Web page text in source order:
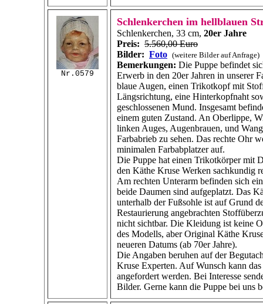
Nr.0579
Schlenkerchen im hellblauen
Schlenkerchen, 33 cm, 20er Jahre
Preis: 5.560,00 Euro
Bilder: Foto (weitere Bilder auf Anfrage)
Bemerkungen: Die Puppe befindet
Erwerb in den 20er Jahren in unserer
blaue Augen, einen Trikotkopf mit
Längsrichtung, eine Hinterkopfnaht
geschlossenen Mund. Insgesamt
einem guten Zustand. An Oberlippe,
linken Auges, Augenbrauen, und
Farbabrieb zu sehen. Das rechte Ohr
minimalen Farbabplatzer auf.
Die Puppe hat einen Trikotkörper mit
den Käthe Kruse Werken sachkundig
Am rechten Unterarm befinden sich
beide Daumen sind aufgeplatzt. Das
unterhalb der Fußsohle ist auf Grund
Restaurierung angebrachten
nicht sichtbar. Die Kleidung ist keine
des Modells, aber Original Käthe
neueren Datums (ab 70er Jahre).
Die Angaben beruhen auf der
Kruse Experten. Auf Wunsch kann
angefordert werden. Bei Interesse
Bilder. Gerne kann die Puppe bei uns